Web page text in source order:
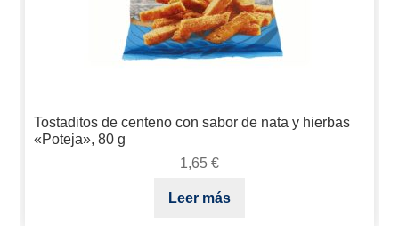
Tostaditos de centeno con sabor de nata y hierbas
«Poteja», 80 g
1,65 €
Leer más